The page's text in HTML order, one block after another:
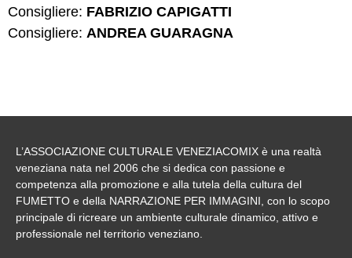
Consigliere: FABRIZIO CAPIGATTI
Consigliere: ANDREA GUARAGNA
L’ASSOCIAZIONE CULTURALE VENEZIACOMIX è una realtà
veneziana nata nel 2006 che si dedica con passione e
competenza alla promozione e alla tutela della cultura del
FUMETTO e della NARRAZIONE PER IMMAGINI , con lo scopo
principale di ricreare un ambiente culturale dinamico, attivo e
professionale nel territorio veneziano.